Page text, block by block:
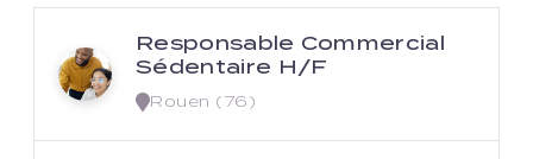
Responsable Commercial
Sédentaire H/F
Rouen (76)